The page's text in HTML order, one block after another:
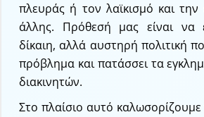
πλευράς ή τον λαϊκισμό και την
άλλης. Πρόθεσή μας είναι να
δίκαιη, αλλά αυστηρή πολιτική
πρόβλημα και πατάσσει τα
διακινητών.
Στο πλαίσιο αυτό